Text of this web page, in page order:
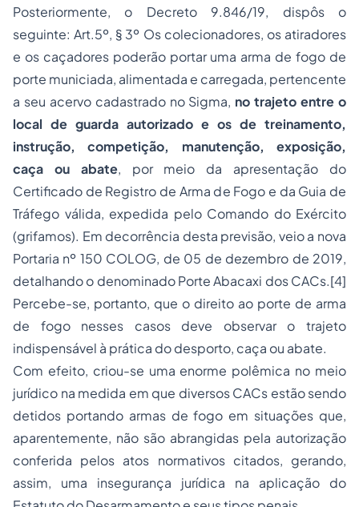
Posteriormente, o Decreto 9.846/19, dispôs o
seguinte: Art.5º, § 3º Os colecionadores, os atiradores
e os caçadores poderão portar uma arma de fogo de
porte municiada, alimentada e carregada, pertencente
a seu acervo cadastrado no Sigma, no trajeto entre o
local de guarda autorizado e os de treinamento,
instrução, competição, manutenção, exposição,
caça ou abate, por meio da apresentação do
Certificado de Registro de Arma de Fogo e da Guia de
Tráfego válida, expedida pelo Comando do Exército
(grifamos). Em decorrência desta previsão, veio a nova
Portaria nº 150 COLOG, de 05 de dezembro de 2019,
detalhando o denominado Porte Abacaxi dos CACs.[4]
Percebe-se, portanto, que o direito ao porte de arma
de fogo nesses casos deve observar o trajeto
indispensável à prática do desporto, caça ou abate.
Com efeito, criou-se uma enorme polêmica no meio
jurídico na medida em que diversos CACs estão sendo
detidos portando armas de fogo em situações que,
aparentemente, não são abrangidas pela autorização
conferida pelos atos normativos citados, gerando,
assim, uma insegurança jurídica na aplicação do